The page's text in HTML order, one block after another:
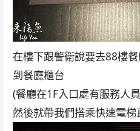
在樓下跟警衛說要去88樓
到餐廳櫃台
(餐廳在1F入口處有服務人
然後就帶我們搭乘快速電梯